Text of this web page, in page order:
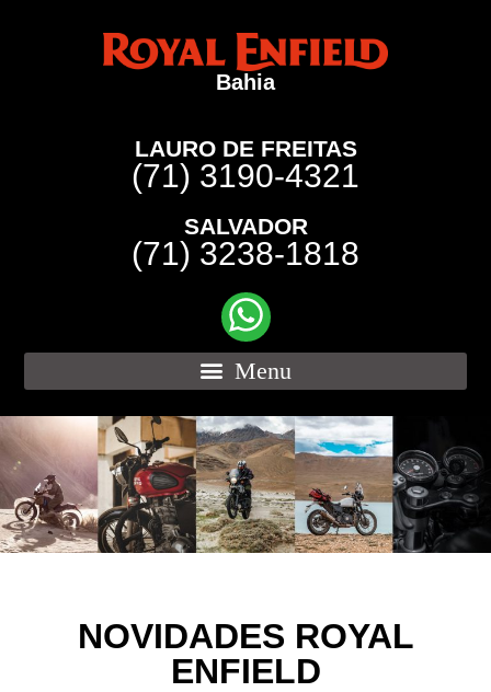
Bahia
LAURO DE FREITAS
(71) 3190-4321
SALVADOR
(71) 3238-1818
NOVIDADES ROYAL
ENFIELD